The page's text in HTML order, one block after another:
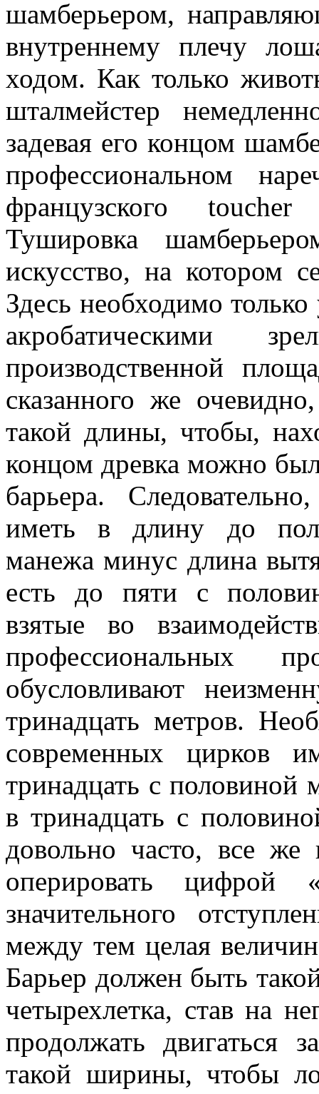
шамберьером,
внутреннему плечу
ходом. Как только
шталмейстер
задевая его концом
профессиональном
французского
Тушировка
искусство, на котором
Здесь необходимо
акробатическими
производственной
сказанного же
такой длины, чтобы,
концом древка можно
барьера.
иметь в длину до
манежа минус длина
есть до пяти с
взятые во
профессиональных
обусловливают
тринадцать метров.
современных цирков
тринадцать с половиной
в тринадцать с
довольно часто, все же
оперировать цифрой
значительного
между тем целая
Барьер должен быть
четырехлетка, став на
продолжать
такой ширины, чтобы